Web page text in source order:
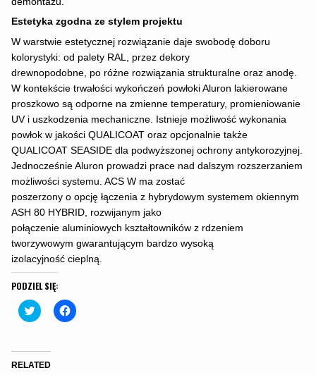
Estetyka zgodna ze stylem projektu
W warstwie estetycznej rozwiązanie daje swobodę doboru
kolorystyki: od palety RAL, przez dekory
drewnopodobne, po różne rozwiązania strukturalne oraz anodę.
W kontekście trwałości wykończeń powłoki Aluron lakierowane
proszkowo są odporne na zmienne temperatury, promieniowanie
UV i uszkodzenia mechaniczne. Istnieje możliwość wykonania
powłok w jakości QUALICOAT oraz opcjonalnie także
QUALICOAT SEASIDE dla podwyższonej ochrony antykorozyjnej.
Jednocześnie Aluron prowadzi prace nad dalszym rozszerzaniem
możliwości systemu. ACS W ma zostać
poszerzony o opcję łączenia z hybrydowym systemem okiennym
ASH 80 HYBRID, rozwijanym jako
połączenie aluminiowych kształtowników z rdzeniem
tworzywowym gwarantującym bardzo wysoką
izolacyjność cieplną.
PODZIEL SIĘ:
C
l
t
o
C
l
RELATED